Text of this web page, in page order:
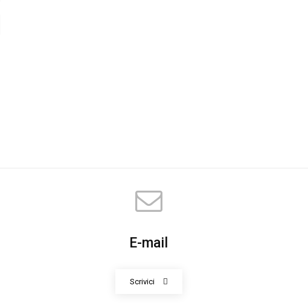
E-mail
Scrivici